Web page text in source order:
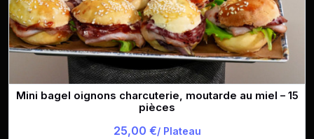
Mini bagel oignons charcuterie, moutarde au miel – 15
pièces
25,00 €/ Plateau